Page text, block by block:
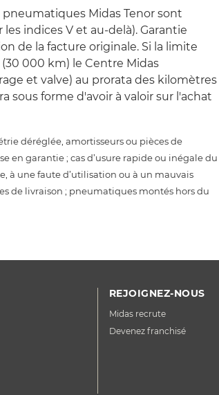
Midas Tenor sont
indices V et au-delà). Garantie
de la facture originale. Si la limite
000 km) le Centre Midas
et valve) au prorata des kilomètres
sous forme d'avoir à valoir sur l'achat
déréglée, amortisseurs ou pièces de
en garantie ; cas d’usure rapide ou inégale du
à une faute d’utilisation ou à un mauvais
de livraison ; pneumatiques montés hors du
REJOIGNEZ-NOUS
Midas recrute
Devenez franchisé